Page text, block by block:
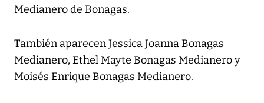
Medianero de Bonagas.
También aparecen Jessica Joanna Bonagas
Medianero, Ethel Mayte Bonagas Medianero y
Moisés Enrique Bonagas Medianero.